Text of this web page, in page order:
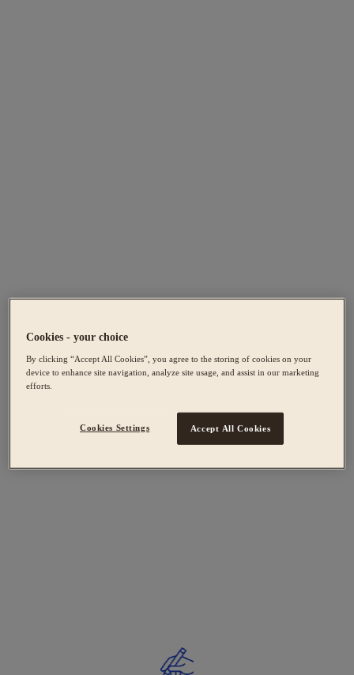
Cookies - your choice
By clicking “Accept All Cookies”, you agree to the storing of cookies on your
device to enhance site navigation, analyze site usage, and assist in our marketing
efforts.
Cookies Settings Accept All Cookies